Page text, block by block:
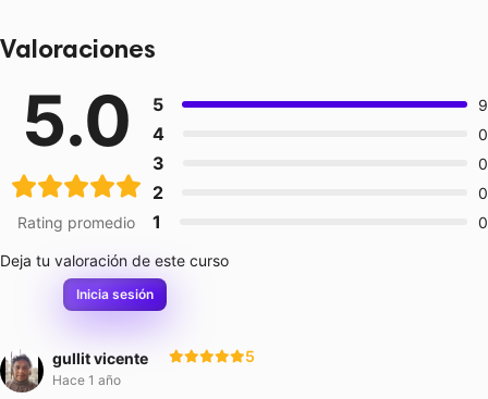
Valoraciones
5.0
Rating promedio
5 9
4 0
3 0
2 0
1 0
Deja tu valoración de este curso
Inicia sesión
gullit vicente
Hace 1 año
5